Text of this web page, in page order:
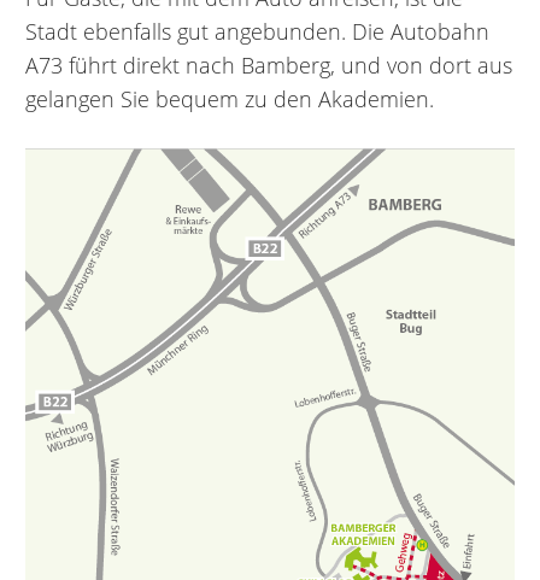
Stadt ebenfalls gut angebunden. Die Autobahn
A73 führt direkt nach Bamberg, und von dort aus
gelangen Sie bequem zu den Akademien.